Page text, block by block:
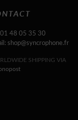
01 48 05 35 30
shop@syncrophone.fr
SHIPPING VIA